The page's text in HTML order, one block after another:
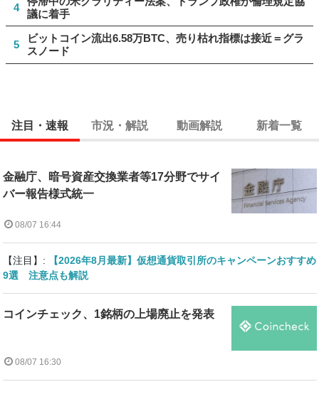
4
議に着手
5
ビットコイン流出6.58万BTC、売り枯れ指標は接近＝グラ
スノード
注目・速報 市況・解説 動画解説 新着一覧
金融庁、暗号資産交換業者等17分野でサイ
バー報告様式統一
08/07 16:44
【注目】:
【2026年8月最新】仮想通貨取引所のキャンペーンおすすめ
9選 注意点も解説
コインチェック、1銘柄の上場廃止を発表
08/07 16:30